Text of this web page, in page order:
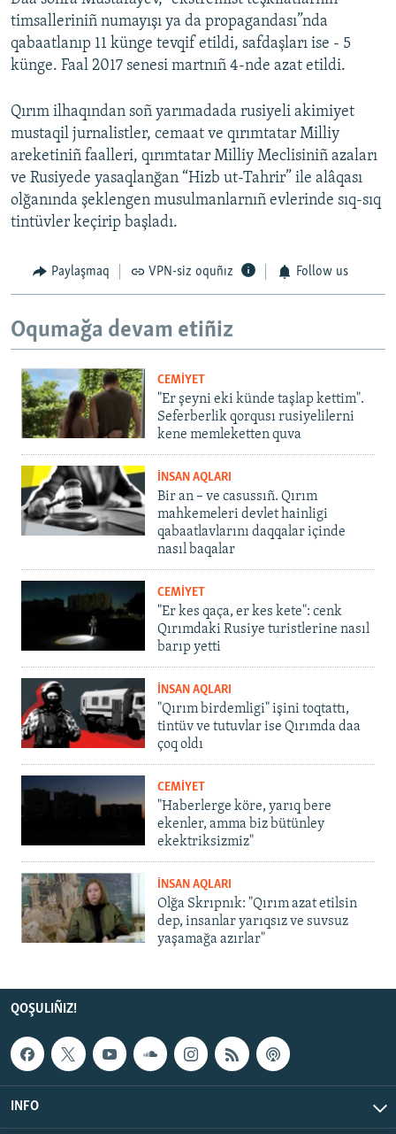
timsalleriniñ numayışı ya da propagandası”nda
qabaatlanıp 11 künge tevqif etildi, safdaşları ise - 5
künge. Faal 2017 senesi martnıñ 4-nde azat etildi.
Qırım ilhaqından soñ yarımadada rusiyeli akimiyet
mustaqil jurnalistler, cemaat ve qırımtatar Milliy
areketiniñ faalleri, qırımtatar Milliy Meclisiniñ azaları
ve Rusiyede yasaqlanğan “Hizb ut-Tahrir” ile alâqası
olğanında şeklengen musulmanlarnıñ evlerinde sıq-sıq
tintüvler keçirip başladı.
Paylaşmaq VPN-siz oquñız Follow us
Oqumağa devam etiñiz
CEMİYET
"Er şeyni eki künde taşlap kettim".
Seferberlik qorqusı rusiyelilerni
kene memleketten quva
İNSAN AQLARI
Bir an – ve casussıñ. Qırım
mahkemeleri devlet hainligi
qabaatlavlarını daqqalar içinde
nasıl baqalar
CEMİYET
"Er kes qaça, er kes kete": cenk
Qırımdaki Rusiye turistlerine nasıl
barıp yetti
İNSAN AQLARI
"Qırım birdemligi" işini toqtattı,
tintüv ve tutuvlar ise Qırımda daa
çoq oldı
CEMİYET
"Haberlerge köre, yarıq bere
ekenler, amma biz bütünley
ekektriksizmiz"
İNSAN AQLARI
Olğa Skrıpnık: "Qırım azat etilsin
dep, insanlar yarıqsız ve suvsuz
yaşamağa azırlar"
QOŞULIÑIZ!
INFO